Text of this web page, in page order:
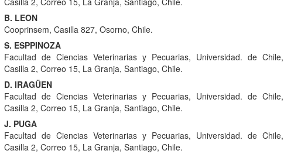
B. LEON
Cooprinsem, Casilla 827, Osorno, Chile.
S. ESPPINOZA
Facultad de Ciencias Veterinarias y Pecuarias, Universidad. de Chile,
Casilla 2, Correo 15, La Granja, Santiago, Chile.
D. IRAGÜEN
Facultad de Ciencias Veterinarias y Pecuarias, Universidad. de Chile,
Casilla 2, Correo 15, La Granja, Santiago, Chile.
J. PUGA
Facultad de Ciencias Veterinarias y Pecuarias, Universidad. de Chile,
Casilla 2, Correo 15, La Granja, Santiago, Chile.